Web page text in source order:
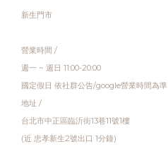
新生門市
營業時間 /
週一 ~ 週日 11:00-20:00
國定假日 依社群公告/google營業時間為準
地址 /
台北市中正區臨沂街13巷11號1樓
(近 忠孝新生2號出口 1分鐘)